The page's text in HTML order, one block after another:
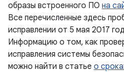
образы встроенного ПО на
Все перечисленные здесь
исправлении от 5 мая 2017
Информацию о том, как
исправления системы
можно найти в статье о